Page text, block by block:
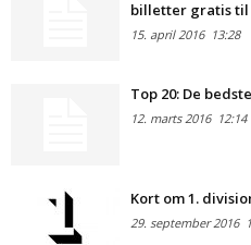
billetter gratis til
15. april 201613:28
Top 20: De
12. marts 201612:14
Kort om 1.
29. september 2016